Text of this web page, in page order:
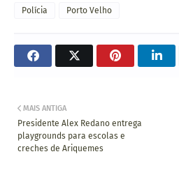
Polícia Porto Velho
MAIS ANTIGA
Presidente Alex Redano entrega
playgrounds para escolas e
creches de Ariquemes